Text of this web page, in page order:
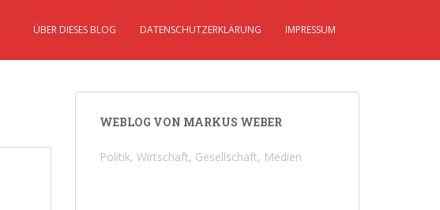
ÜBER DIESES BLOG DATENSCHUTZERKLÄRUNG IMPRESSUM
WEBLOG VON MARKUS WEBER
Politik, Wirtschaft, Gesellschaft, Medien